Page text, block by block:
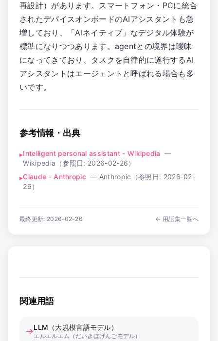
再設計）があります。スマートフォン・PCに統合
されたデバイスオンボードのAIアシスタントも急
増しており、「AIネイティブ」なデジタル体験が
標準になりつつあります。agentとの境界は曖昧
になってきており、タスクを自律的に遂行するAI
アシスタントはエージェントと呼ばれる場合も多
いです。
参考情報・出典
▸Intelligent personal assistant - Wikipedia —
Wikipedia （参照日: 2026-02-26）
▸Claude - Anthropic — Anthropic （参照日: 2026-02-
26）
最終更新: 2026-02-26 ← 用語集一覧へ
関連用語
→LLM（大規模言語モデル）
エルエルエム（だいきぼげんごモデル）